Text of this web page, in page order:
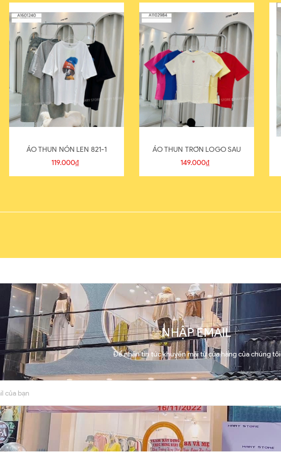
ÁO THUN NÓN LEN 821-1
119.000₫
ÁO THUN TRƠN LOGO SAU
149.000₫
NHẬP EMAIL
Để nhận tin tức khuyến mãi từ cửa hàng của chúng tôi